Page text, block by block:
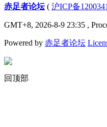
赤足者论坛( 沪ICP备
GMT+8, 2026-8-9 23:35 ,
Powered by 赤足者论坛
回顶部